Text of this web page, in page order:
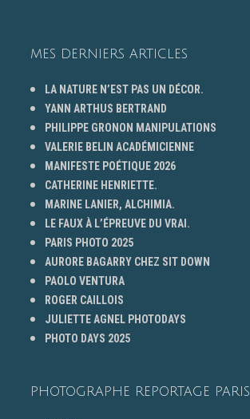
MES DERNIERS ARTICLES
LA NATURE N’EST PAS UN DÉCOR.
YANN ARTHUS BERTRAND
PHILIPPE GRONON MANIPULATIONS
VALERIE BELIN ACADÉMICIENNE
MANIFESTE POÉTIQUE 2026
CATHERINE HENRIETTE.
MARINE LANIER, ALCHIMIA.
LE FAUX À L’ÉPREUVE DU VRAI.
PARIS PHOTO 2025
AURORE BAGARRY CHEZ SIT DOWN
PAOLO VENTURA
ROGER CAILLOIS
JULIETTE AGNEL PHOTODAYS
PHOTO DAYS 2025
PHOTOGRAPHE REPORTAGE PARIS